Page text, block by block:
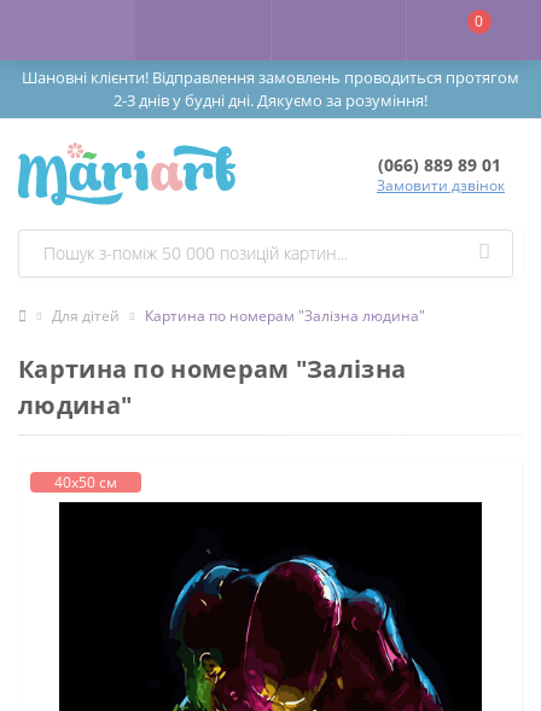
Шановні клієнти! Відправлення замовлень проводиться протягом
2-3 днів у будні дні. Дякуємо за розуміння!
0
(066) 889 89 01
Замовити дзвінок
Для дітей Картина по номерам "Залізна людина"
Картина по номерам "Залізна
людина"
40х50 см